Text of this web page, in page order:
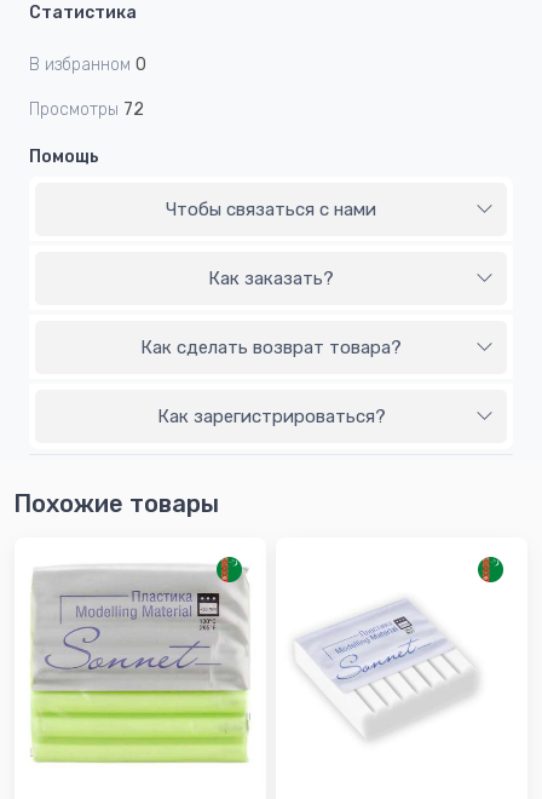
Статистика
В избранном 0
Просмотры 72
Помощь
Чтобы связаться с нами
Как заказать?
Как сделать возврат товара?
Как зарегистрироваться?
Похожие товары